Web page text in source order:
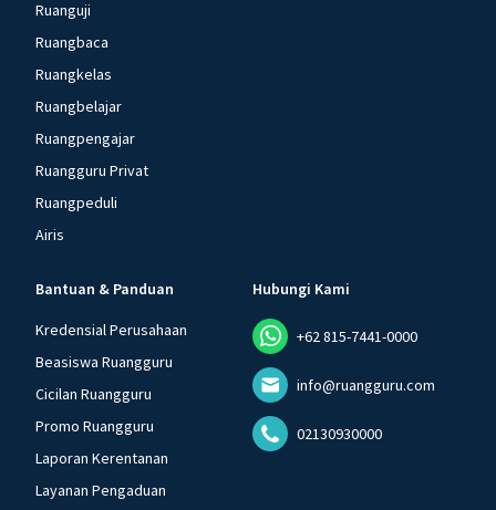
Ruanguji
Ruangbaca
Ruangkelas
Ruangbelajar
Ruangpengajar
Ruangguru Privat
Ruangpeduli
Airis
Bantuan & Panduan
Kredensial Perusahaan
Beasiswa Ruangguru
Cicilan Ruangguru
Promo Ruangguru
Laporan Kerentanan
Layanan Pengaduan
Hubungi Kami
+62 815-7441-0000
info@ruangguru.com
02130930000